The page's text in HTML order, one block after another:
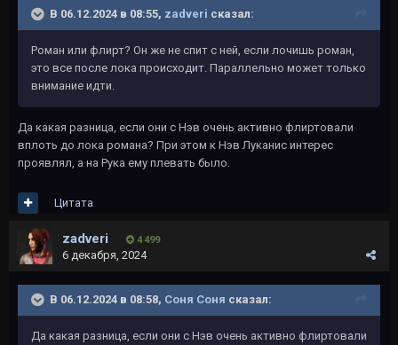
В 06.12.2024 в 08:55, zadveri сказал:
Роман или флирт? Он же не спит с ней, если лочишь роман,
это все после лока происходит. Параллельно может только
внимание идти.
Да какая разница, если они с Нэв очень активно флиртовали
вплоть до лока романа? При этом к Нэв Луканис интерес
проявлял, а на Рука ему плевать было.
Цитата
zadveri 4 499
6 декабря, 2024
В 06.12.2024 в 08:58, Соня Соня сказал:
Да какая разница, если они с Нэв очень активно флиртовали